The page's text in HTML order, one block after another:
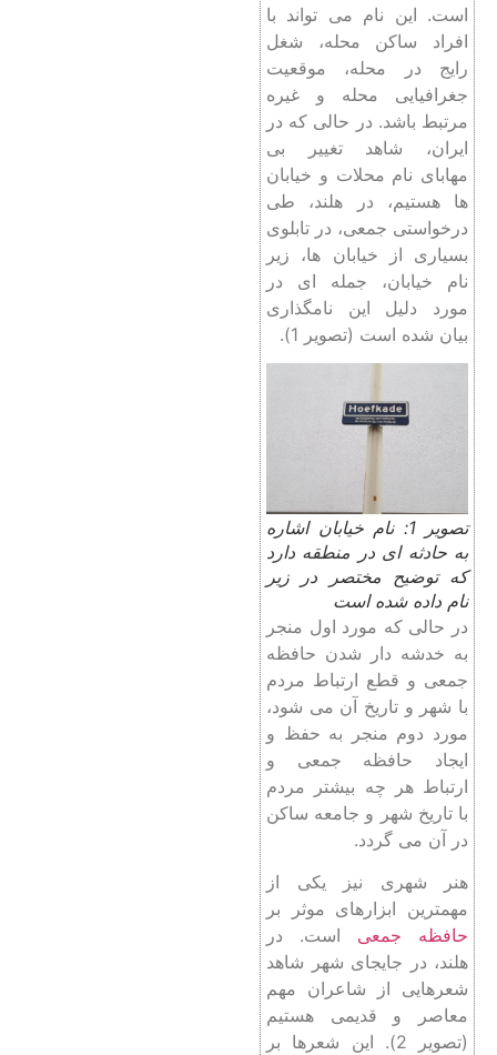
است. این نام می تواند با
افراد ساکن محله، شغل
رایج در محله، موقعیت
جغرافیایی محله و غیره
مرتبط باشد. در حالی که در
ایران، شاهد تغییر بی
مهابای نام محلات و خیابان
ها هستیم، در هلند، طی
درخواستی جمعی، در تابلوی
بسیاری از خیابان ها، زیر
نام خیابان، جمله ای در
مورد دلیل این نامگذاری
بیان شده است (تصویر 1).
تصویر 1: نام خیابان اشاره
به حادثه ای در منطقه دارد
که توضیح مختصر در زیر
نام داده شده است
در حالی که مورد اول منجر
به خدشه دار شدن حافظه
جمعی و قطع ارتباط مردم
با شهر و تاریخ آن می شود،
مورد دوم منجر به حفظ و
ایجاد حافظه جمعی و
ارتباط هر چه بیشتر مردم
با تاریخ شهر و جامعه ساکن
در آن می گردد.
هنر شهری نیز یکی از
مهمترین ابزارهای موثر بر
حافظه جمعی است. در
هلند، در جایجای شهر شاهد
شعرهایی از شاعران مهم
معاصر و قدیمی هستیم
(تصویر 2). این شعرها بر